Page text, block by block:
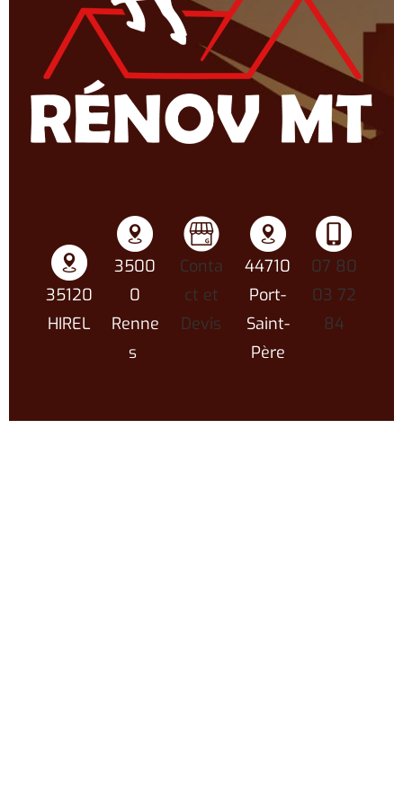
35120
HIREL
3500
0
Renne
s
Conta
ct et
Devis
44710
Port-
Saint-
Père
07 80
03 72
84